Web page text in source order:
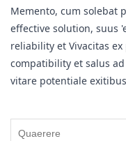
Memento, cum solebat
effective solution, suus
reliability et Vivacitas
compatibility et salus
vitare potentiale